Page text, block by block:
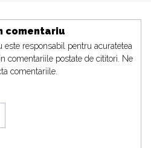
comentariu
este responsabil pentru acuratetea
comentariile postate de cititori. Ne
comentariile.